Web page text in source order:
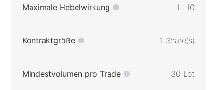
Maximale Hebelwirkung 1 : 10
Kontraktgröße 1 Share(s)
Mindestvolumen pro Trade 30 Lot